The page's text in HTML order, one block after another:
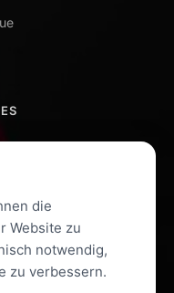
die
Website zu
notwendig,
zu verbessern.